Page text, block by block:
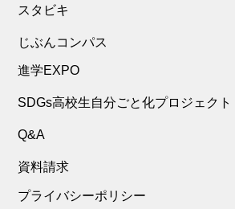
スタビキ
じぶんコンパス
進学EXPO
SDGs高校生自分ごと化プロジェクト
Q&A
資料請求
プライバシーポリシー